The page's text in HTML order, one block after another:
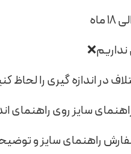
سایز روی راهنمای
راهنمای سایز و